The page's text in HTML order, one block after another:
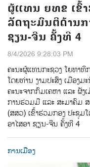
ຜູ້ແທນ ຍທຂ ເຂົ້
ລັດຖະມົນຕີດ້ານກ
ຊຽນ-ຈີນ ຄັ້ງທີ 4
8/4/2026 9:28:03 PM
ຄະນະຜູ້ແທນກະຊວງ ໂຍທາ
ໂດຍທ່ານ ງາມປະສົງ ເມືອງ
ຄະນະຈາກກົມເຄຫາ ແລະ ຜັ
ການຮ່ວມມື ແລະ ສະມາຄົມ ສ
(ສສວ) ເຂົ້າຮ່ວມກອງ ປະຊຸມ
ອາໄສອາ ຊຽນ-ຈີນ ຄັ້ງທີ 4
ການເມືອງ